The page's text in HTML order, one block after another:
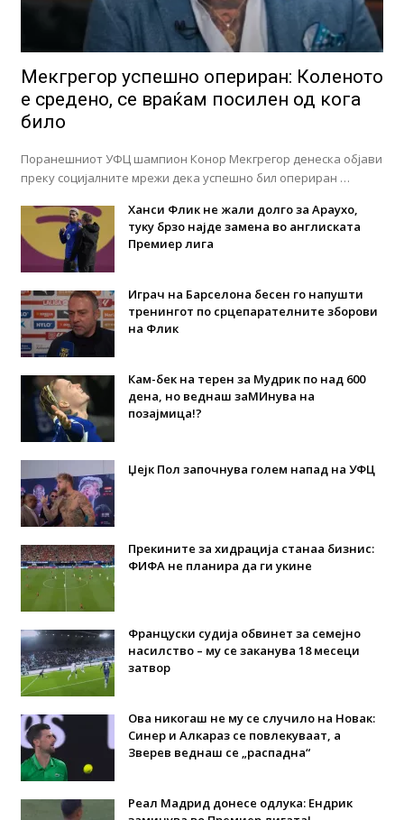
Мекгрегор успешно опериран: Коленото
е средено, се враќам посилен од кога
било
Поранешниот УФЦ шампион Конор Мекгрегор денеска објави
преку социјалните мрежи дека успешно бил опериран …
Ханси Флик не жали долго за Араухо,
туку брзо најде замена во англиската
Премиер лига
Играч на Барселона бесен го напушти
тренингот по срцепарателните зборови
на Флик
Кам-бек на терен за Мудрик по над 600
дена, но веднаш заМИнува на
позајмица!?
Џејк Пол започнува голем напад на УФЦ
Прекините за хидрација станаа бизнис:
ФИФА не планира да ги укине
Француски судија обвинет за семејно
насилство – му се заканува 18 месеци
затвор
Ова никогаш не му се случило на Новак:
Синер и Алкараз се повлекуваат, а
Зверев веднаш се „распадна“
Реал Мадрид донесе одлука: Eндрик